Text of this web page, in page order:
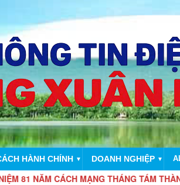
HÀNH CHÍNH ▼ DOANH NGHIỆP ▼
MẠNG THÁNG TÁM THÀNH CÔNG (19/